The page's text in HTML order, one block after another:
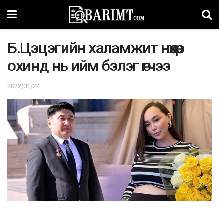
Б.Цэцэгийн халамжит нөхөр
охинд нь ийм бэлэг өгчээ
2022/01/24